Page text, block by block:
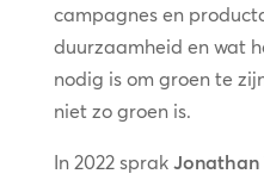
campagnes en
duurzaamheid en wat
nodig is om groen te
niet zo groen is.
In 2022 sprak Jonathan